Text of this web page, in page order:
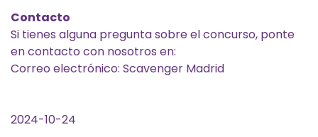
Contacto
Si tienes alguna pregunta sobre el concurso, ponte
en contacto con nosotros en:
Correo electrónico: Scavenger Madrid
2024-10-24